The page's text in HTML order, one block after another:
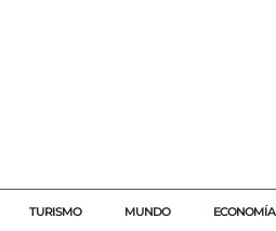
TURISMO MUNDO ECONOMÍA